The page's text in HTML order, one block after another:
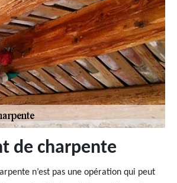
de charpente
n’est pas une opération qui peut